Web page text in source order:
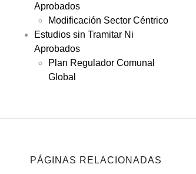
Aprobados
Modificación Sector Céntrico
Estudios sin Tramitar Ni
Aprobados
Plan Regulador Comunal
Global
PÁGINAS RELACIONADAS